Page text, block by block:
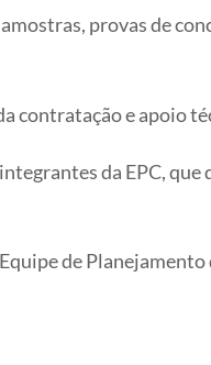
provas de
contratação e apoio
da EPC,
de